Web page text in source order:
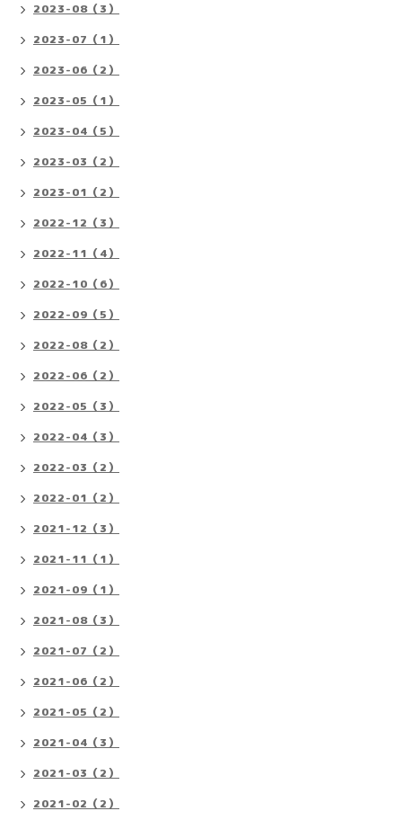
2023-08（3）
2023-07（1）
2023-06（2）
2023-05（1）
2023-04（5）
2023-03（2）
2023-01（2）
2022-12（3）
2022-11（4）
2022-10（6）
2022-09（5）
2022-08（2）
2022-06（2）
2022-05（3）
2022-04（3）
2022-03（2）
2022-01（2）
2021-12（3）
2021-11（1）
2021-09（1）
2021-08（3）
2021-07（2）
2021-06（2）
2021-05（2）
2021-04（3）
2021-03（2）
2021-02（2）